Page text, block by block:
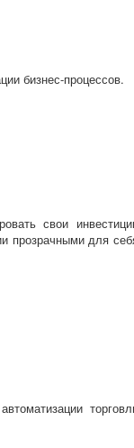
бизнес-процессов.
свои
прозрачными для